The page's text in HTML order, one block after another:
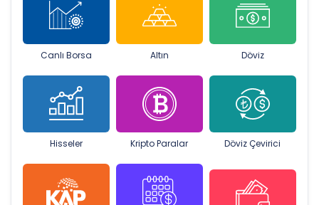
Canlı Borsa Altın Döviz
Hisseler Kripto Paralar Döviz Çevirici